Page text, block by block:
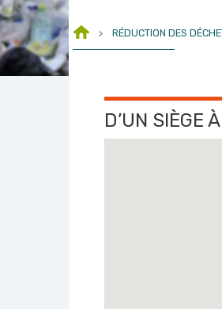
> RÉDUCTION DES
D’UN SIÈGE